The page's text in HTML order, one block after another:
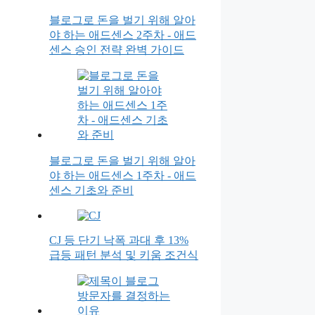
블로그로 돈을 벌기 위해 알아
야 하는 애드센스 2주차 - 애드
센스 승인 전략 완벽 가이드
블로그로 돈을 벌기 위해 알아
야 하는 애드센스 1주차 - 애드
센스 기초와 준비
CJ 등 단기 낙폭 과대 후 13%
급등 패턴 분석 및 키움 조건식